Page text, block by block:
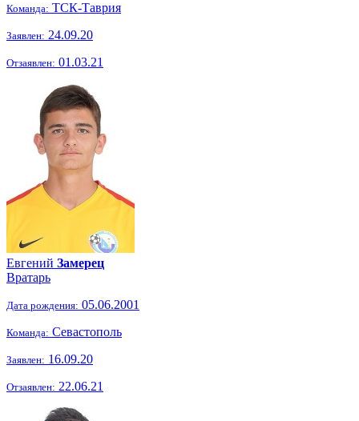
Команда: ТСК-Таврия
Заявлен: 24.09.20
Отзаявлен: 01.03.21
Евгений Замерец
Вратарь
Дата рождения: 05.06.2001
Команда: Севастополь
Заявлен: 16.09.20
Отзаявлен: 22.06.21